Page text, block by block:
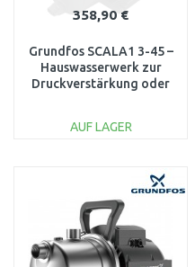
358,90 €
Grundfos SCALA1 3-45 –
Hauswasserwerk zur
Druckverstärkung oder
AUF LAGER
Vergleichen